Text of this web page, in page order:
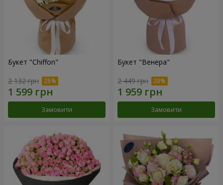
Букет "Chiffon"
2 132 грн
Замовити
Букет "Венера"
2 449 грн
Замовити